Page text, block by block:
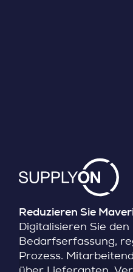
den
Reduzieren Sie
Digitalisieren Sie
Bedarfserfassung,
Prozess.